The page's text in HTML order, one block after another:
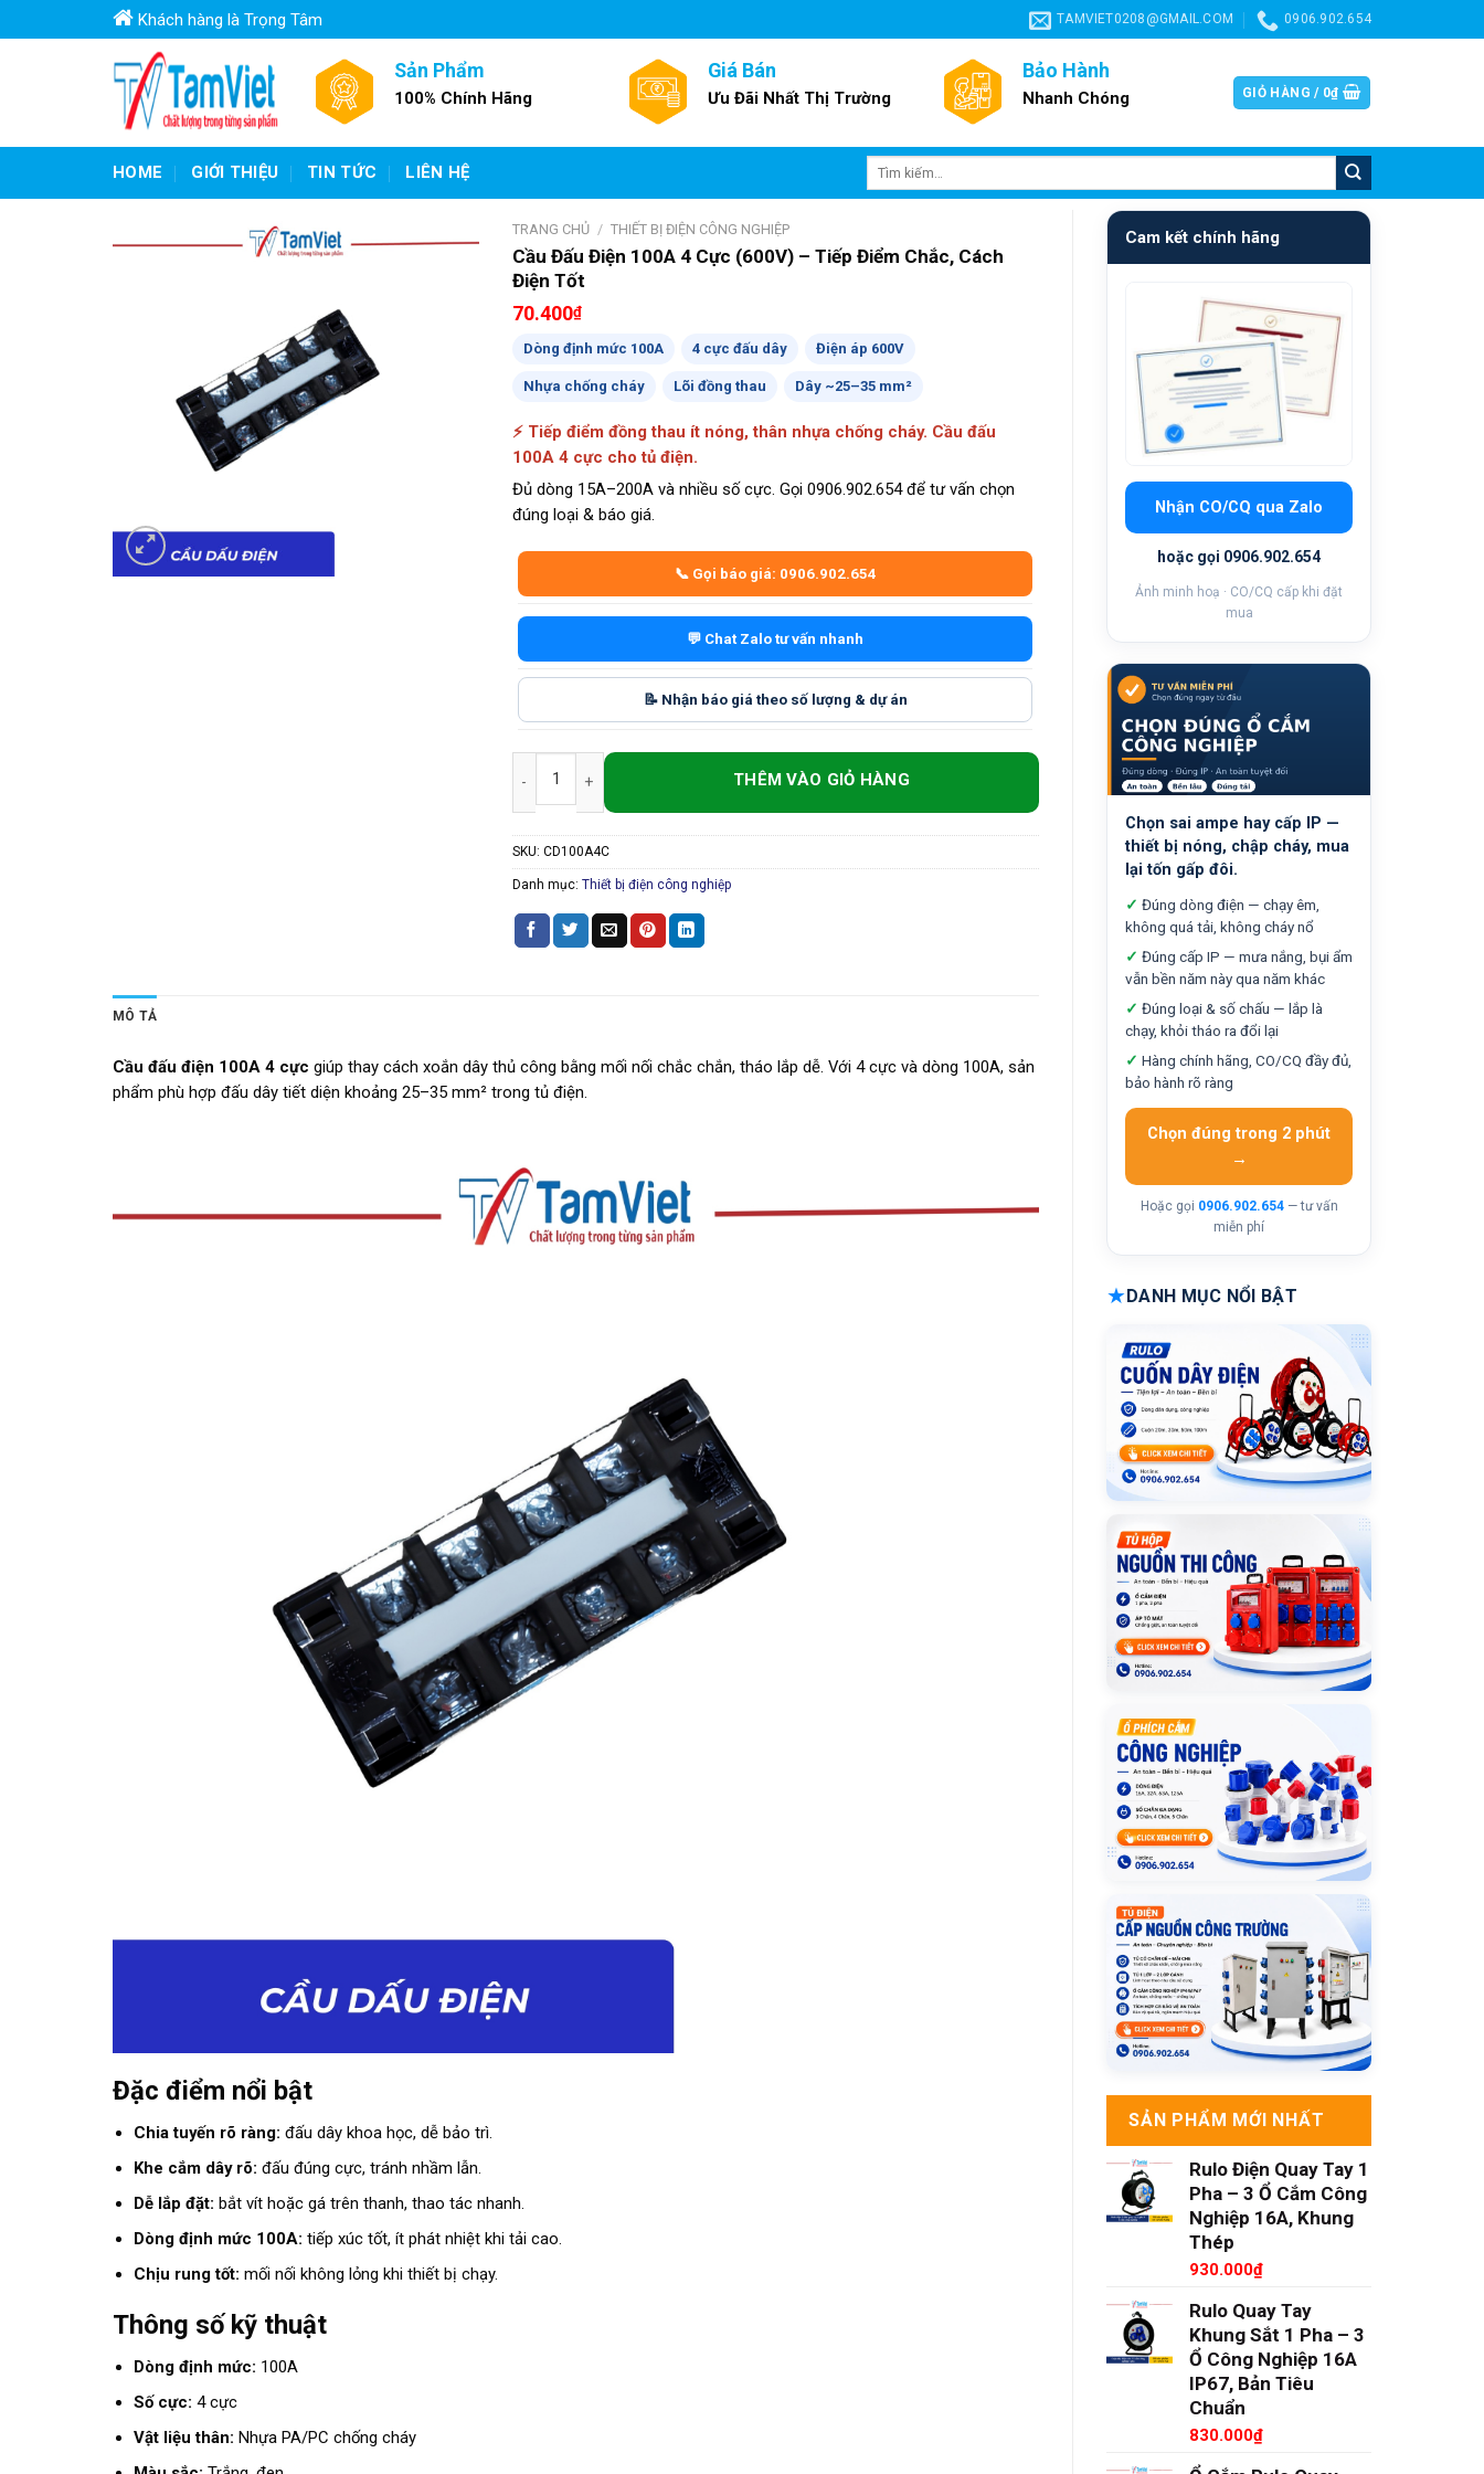
to
Khách hàng là Trọng Tâm TAMVIET0208@GMAIL.COM 0906.902.654
Sản Phẩm
100% Chính Hãng
Giá Bán
Ưu Đãi Nhất Thị Trường
Bảo Hành
Nhanh Chóng GIỎ HÀNG / 0₫
HOME GIỚI THIỆU TIN TỨC LIÊN HỆ
Tìm
Cam kết chính hãng
Nhận CO/CQ qua Zalo
hoặc gọi 0906.902.654
Ảnh minh hoạ · CO/CQ cấp khi đặt
mua
Chọn sai ampe hay cấp IP —
thiết bị nóng, chập cháy, mua
lại tốn gấp đôi.
✓ Đúng dòng điện — chạy êm,
không quá tải, không cháy nổ
✓ Đúng cấp IP — mưa nắng, bụi ẩm
vẫn bền năm này qua năm khác
✓ Đúng loại & số chấu — lắp là
chạy, khỏi tháo ra đổi lại
✓ Hàng chính hãng, CO/CQ đầy đủ,
bảo hành rõ ràng
Chọn đúng trong 2 phút
→
Hoặc gọi 0906.902.654— tư vấn
miễn phí
★DANH MỤC NỔI BẬT
SẢN PHẨM MỚI NHẤT
Rulo Điện Quay Tay 1
Pha – 3 Ổ Cắm Công
Nghiệp 16A, Khung
Thép
930.000₫
Rulo Quay Tay
Khung Sắt 1 Pha – 3
Ổ Công Nghiệp 16A
IP67, Bản Tiêu
Chuẩn
830.000₫
TRANG CHỦ / THIẾT BỊ ĐIỆN CÔNG NGHIỆP
Cầu Đấu Điện 100A 4 Cực (600V) – Tiếp Điểm Chắc, Cách
Điện Tốt
70.400₫
Dòng định mức 100A 4 cực đấu dây Điện áp 600V
Nhựa chống cháy Lõi đồng thau Dây ~25–35 mm²
⚡ Tiếp điểm đồng thau ít nóng, thân nhựa chống cháy. Cầu đấu
100A 4 cực cho tủ điện.
Đủ dòng 15A–200A và nhiều số cực. Gọi 0906.902.654 để tư vấn chọn
đúng loại & báo giá.
📞 Gọi báo giá: 0906.902.654
💬 Chat Zalo tư vấn nhanh
📝 Nhận báo giá theo số lượng & dự án
Cầu Đấu Điện 100A 4 Cực (600V) – Tiếp Điểm Chắc, Cách Điện Tốt số lượng
SKU:CD100A4C
Danh mục:Thiết bị điện công nghiệp
MÔ TẢ
Cầu đấu điện 100A 4 cực giúp thay cách xoắn dây thủ công bằng mối nối chắc chắn, tháo lắp dễ. Với 4 cực và dòng 100A, sản
phẩm phù hợp đấu dây tiết diện khoảng 25–35 mm² trong tủ điện.
Đặc điểm nổi bật
Chia tuyến rõ ràng: đấu dây khoa học, dễ bảo trì.
Khe cắm dây rõ: đấu đúng cực, tránh nhầm lẫn.
Dễ lắp đặt: bắt vít hoặc gá trên thanh, thao tác nhanh.
Dòng định mức 100A: tiếp xúc tốt, ít phát nhiệt khi tải cao.
Chịu rung tốt: mối nối không lỏng khi thiết bị chạy.
Thông số kỹ thuật
Dòng định mức: 100A
Số cực: 4 cực
Vật liệu thân: Nhựa PA/PC chống cháy